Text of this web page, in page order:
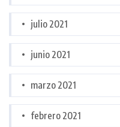
julio 2021
junio 2021
marzo 2021
febrero 2021